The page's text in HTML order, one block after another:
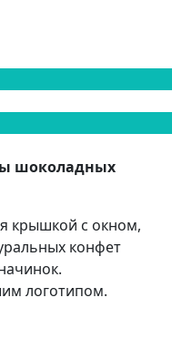
шоколадных
крышкой с окном,
конфет
логотипом.